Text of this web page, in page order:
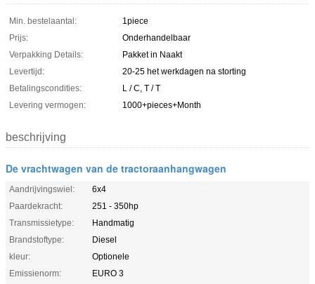
Min. bestelaantal:
1piece
Prijs:
Onderhandelbaar
Verpakking Details:
Pakket in Naakt
Levertijd:
20-25 het werkdagen na storting
Betalingscondities:
L / C, T / T
Levering vermogen:
1000+pieces+Month
beschrijving
De vrachtwagen van de tractoraanhangwagen
Aandrijvingswiel:
6x4
Paardekracht:
251 - 350hp
Transmissietype:
Handmatig
Brandstoftype:
Diesel
kleur:
Optionele
Emissienorm:
EURO 3